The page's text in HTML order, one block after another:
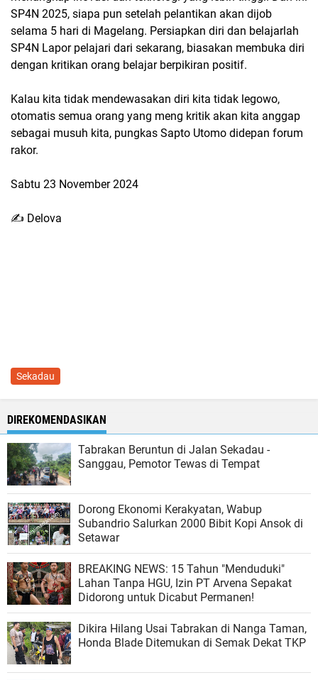
SP4N 2025, siapa pun setelah pelantikan akan dijob
selama 5 hari di Magelang. Persiapkan diri dan belajarlah
SP4N Lapor pelajari dari sekarang, biasakan membuka diri
dengan kritikan orang belajar berpikiran positif.
Kalau kita tidak mendewasakan diri kita tidak legowo,
otomatis semua orang yang meng kritik akan kita anggap
sebagai musuh kita, pungkas Sapto Utomo didepan forum
rakor.
Sabtu 23 November 2024
✍️ Delova
Sekadau
DIREKOMENDASIKAN
Tabrakan Beruntun di Jalan Sekadau -
Sanggau, Pemotor Tewas di Tempat
Dorong Ekonomi Kerakyatan, Wabup
Subandrio Salurkan 2000 Bibit Kopi Ansok di
Setawar
BREAKING NEWS: 15 Tahun "Menduduki"
Lahan Tanpa HGU, Izin PT Arvena Sepakat
Didorong untuk Dicabut Permanen!
Dikira Hilang Usai Tabrakan di Nanga Taman,
Honda Blade Ditemukan di Semak Dekat TKP